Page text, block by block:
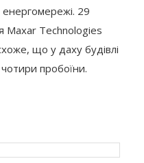
29
Maxar Technologies
що у даху будівлі
пробоїни.